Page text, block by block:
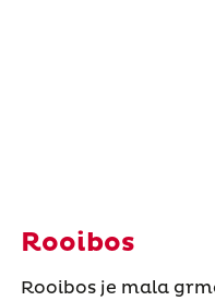
Rooibos
Rooibos je mala